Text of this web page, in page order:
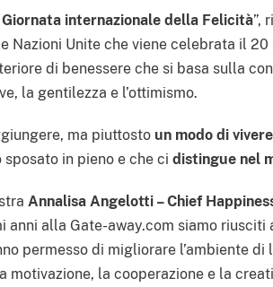
Giornata internazionale della Felicità”,
Nazioni Unite che viene celebrata il 20
di benessere che si basa sulla
la gentilezza e l’ottimismo.
ma piuttosto un modo di
sposato in pieno e che ci distingue nel
Annalisa Angelotti – Chief
alla Gate-away.com siamo riusciti
permesso di migliorare l’ambiente
motivazione, la cooperazione e la